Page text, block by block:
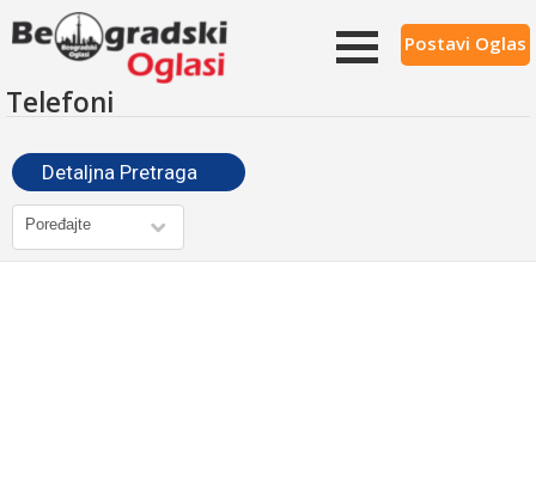
Postavi Oglas
Telefoni
Detaljna Pretraga